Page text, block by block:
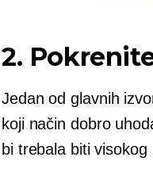
2.
Jedan od glavnih
koji način dobro
bi trebala bitivisokog